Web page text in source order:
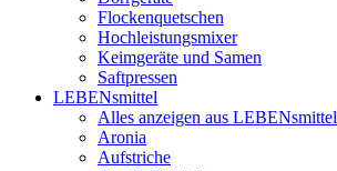
Flockenquetschen
Hochleistungsmixer
Keimgeräte und Samen
Saftpressen
LEBENsmittel
Alles anzeigen aus LEBENsmittel
Aronia
Aufstriche